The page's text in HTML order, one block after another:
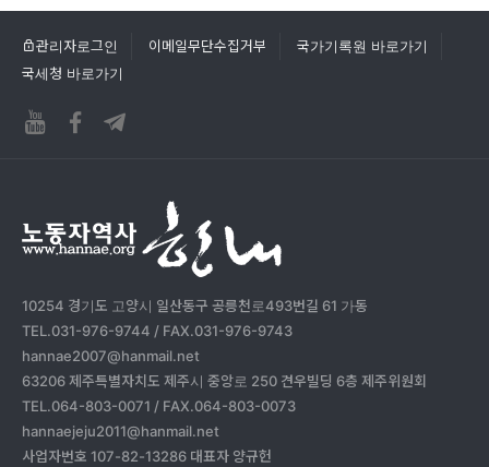
관리자로그인 이메일무단수집거부
국가기록원 바로가기
국세청 바로가기
10254 경기도 고양시 일산동구 공릉천로493번길 61 가동
TEL.031-976-9744 / FAX.031-976-9743
hannae2007@hanmail.net
63206 제주특별자치도 제주시 중앙로 250 견우빌딩 6층 제주위원회
TEL.064-803-0071 / FAX.064-803-0073
hannaejeju2011@hanmail.net
사업자번호 107-82-13286 대표자 양규헌